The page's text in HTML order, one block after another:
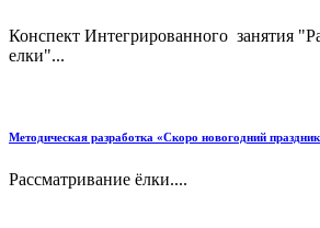
Конспект Интегрированного занятия
елки"...
Методическая разработка «Скоро новогодний
Рассматривание ёлки....